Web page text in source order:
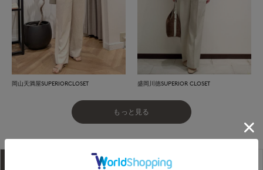
岡山天満屋SUPERIORCLOSET 盛岡川徳SUPERIOR CLOSET
もっと見る
サイズ詳細